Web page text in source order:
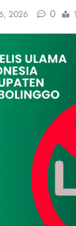
2026 0